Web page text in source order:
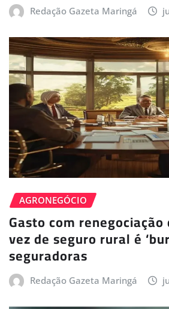
Redação Gazeta Maringá
AGRONEGÓCIO
Gasto com
vez de seguro rural é
seguradoras
Redação Gazeta Maringá